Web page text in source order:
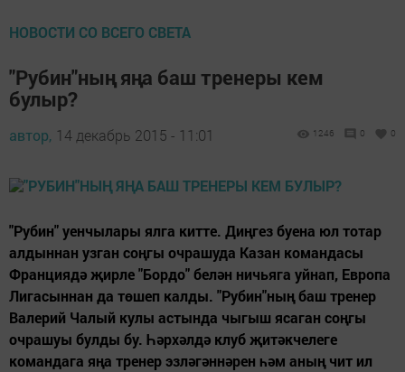
НОВОСТИ СО ВСЕГО СВЕТА
"Рубин"ның яңа баш тренеры кем
булыр?
автор, 14 декабрь 2015 - 11:01 1246 0 0
"Рубин" уенчылары ялга китте. Диңгез буена юл тотар
алдыннан узган соңгы очрашуда Казан командасы
Франциядә җирле "Бордо" белән ничьяга уйнап, Европа
Лигасыннан да төшеп калды. "Рубин"ның баш тренер
Валерий Чалый кулы астында чыгыш ясаган соңгы
очрашуы булды бу. Һәрхәлдә клуб җитәкчелеге
командага яңа тренер эзләгәннәрен һәм аның чит ил